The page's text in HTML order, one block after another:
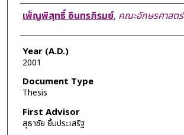
Author
เพ็ญพิสุทธิ์ อินทรภิรมย์, คณะอักษรศาสตร์
Year (A.D.)
2001
Document Type
Thesis
First Advisor
สุธาชัย ยิ้มประเสริฐ